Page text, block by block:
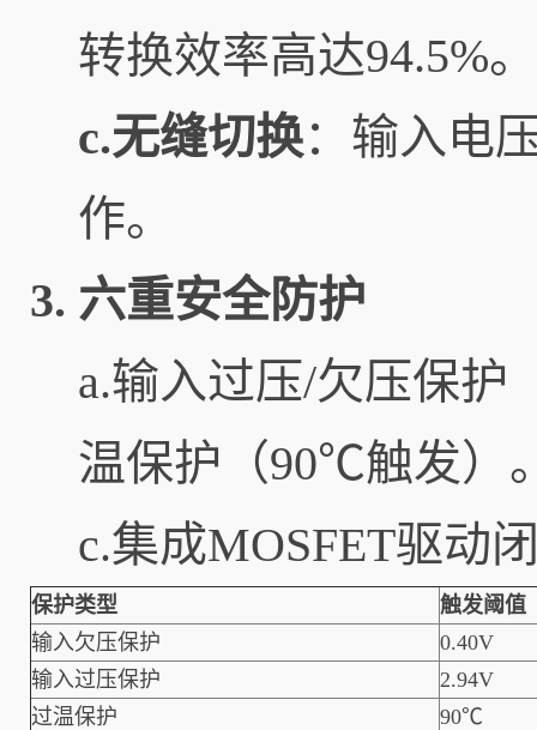
转换效率高达94.5%。
c.无缝切换：输入电
作。
3. 六重安全防护
a.输入过压/欠压保护
温保护（90℃触发）
c.集成MOSFET驱动
保护类型
触发阈值
输入欠压保护
0.40V
输入过压保护
2.94V
过温保护
90℃